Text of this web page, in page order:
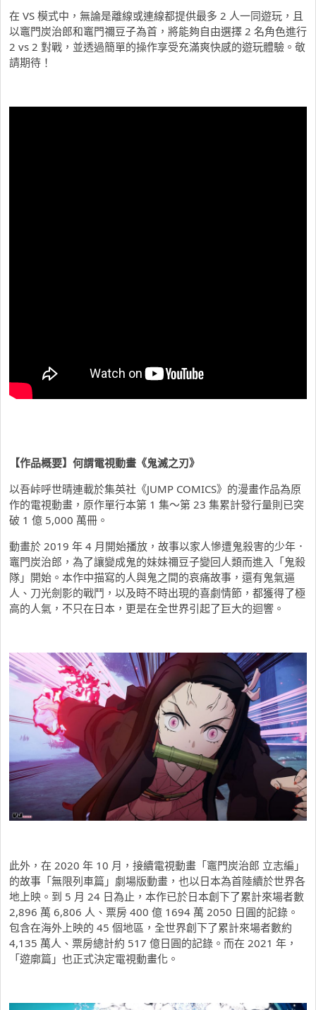
在 VS 模式中，無論是離線或連線都提供最多 2 人一同遊玩，且
以竈門炭治郎和竈門禰豆子為首，將能夠自由選擇 2 名角色進行
2 vs 2 對戰，並透過簡單的操作享受充滿爽快感的遊玩體驗。敬
請期待！
【作品概要】何謂電視動畫《鬼滅之刃》
以吾峠呼世晴連載於集英社《JUMP COMICS》的漫畫作品為原
作的電視動畫，原作單行本第 1 集～第 23 集累計發行量則已突
破 1 億 5,000 萬冊。
動畫於 2019 年 4 月開始播放，故事以家人慘遭鬼殺害的少年．
竈門炭治郎，為了讓變成鬼的妹妹禰豆子變回人類而進入「鬼殺
隊」開始。本作中描寫的人與鬼之間的哀痛故事，還有鬼氣逼
人、刀光劍影的戰鬥，以及時不時出現的喜劇情節，都獲得了極
高的人氣，不只在日本，更是在全世界引起了巨大的迴響。
此外，在 2020 年 10 月，接續電視動畫「竈門炭治郎 立志編」
的故事「無限列車篇」劇場版動畫，也以日本為首陸續於世界各
地上映。到 5 月 24 日為止，本作已於日本創下了累計來場者數
2,896 萬 6,806 人、票房 400 億 1694 萬 2050 日圓的記錄。
包含在海外上映的 45 個地區，全世界創下了累計來場者數約
4,135 萬人、票房總計約 517 億日圓的記錄。而在 2021 年，
「遊廓篇」也正式決定電視動畫化。